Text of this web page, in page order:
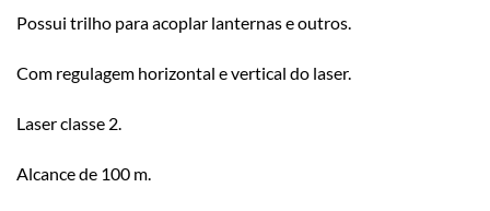
Possui trilho para acoplar lanternas e outros.
Com regulagem horizontal e vertical do laser.
Laser classe 2.
Alcance de 100 m.